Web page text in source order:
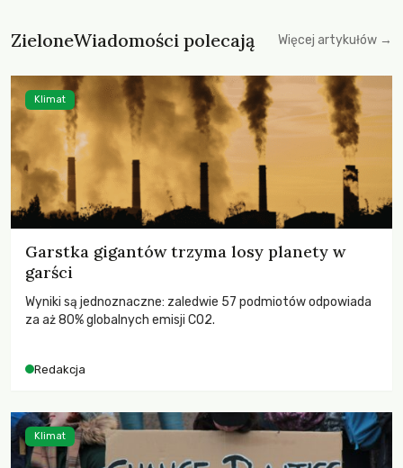
ZieloneWiadomości polecają Więcej artykułów →
Garstka gigantów trzyma losy planety w
garści
Wyniki są jednoznaczne: zaledwie 57 podmiotów odpowiada
za aż 80% globalnych emisji CO2.
Redakcja
Klimat
Klimat